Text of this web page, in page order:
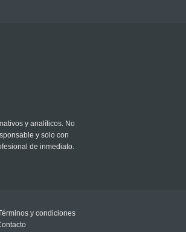
y analíticos. No
y solo con
de inmediato.
y condiciones